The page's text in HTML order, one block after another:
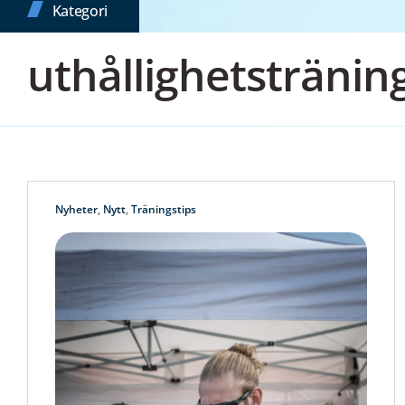
Kategori
Nyheter, Nytt,Träningstips